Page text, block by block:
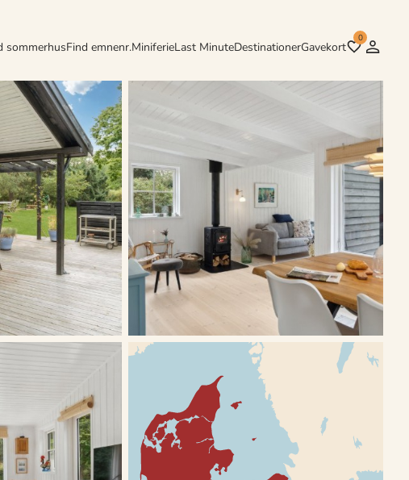
sommerhusFind emnenr.MiniferieLast MinuteDestinationerGavekort
0